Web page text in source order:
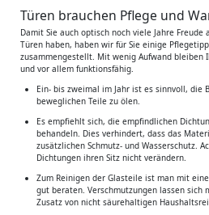
Türen brauchen Pflege und
Damit Sie auch optisch noch viele Jahre
Türen haben, haben wir für Sie einige
zusammengestellt. Mit wenig Aufwand bleiben
und vor allem funktionsfähig.
Ein- bis zweimal im Jahr ist es sinnvoll, die
beweglichen Teile zu ölen.
Es empfiehlt sich, die empfindlichen
behandeln. Dies verhindert, dass das
zusätzlichen Schmutz- und Wasserschutz.
Dichtungen ihren Sitz nicht verändern.
Zum Reinigen der Glasteile ist man mit
gut beraten. Verschmutzungen lassen sich
Zusatz von nicht säurehaltigen